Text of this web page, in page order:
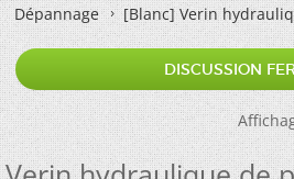
Dépannage
[Blanc]Verin
DISCUSSION